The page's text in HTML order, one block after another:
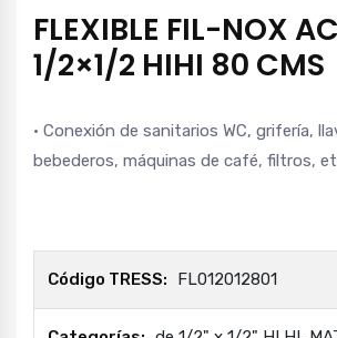
FLEXIBLE FIL-NOX
1/2×1/2 HIHI 80 CMS
· Conexión de sanitarios WC, grifería,
bebederos, máquinas de café, filtros,
Código TRESS: FL012012801